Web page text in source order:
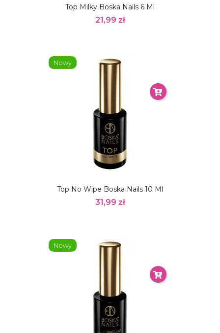
Top Milky Boska Nails 6 Ml
21,99 zł
Top No Wipe Boska Nails 10 Ml
31,99 zł
Nowy
Nowy